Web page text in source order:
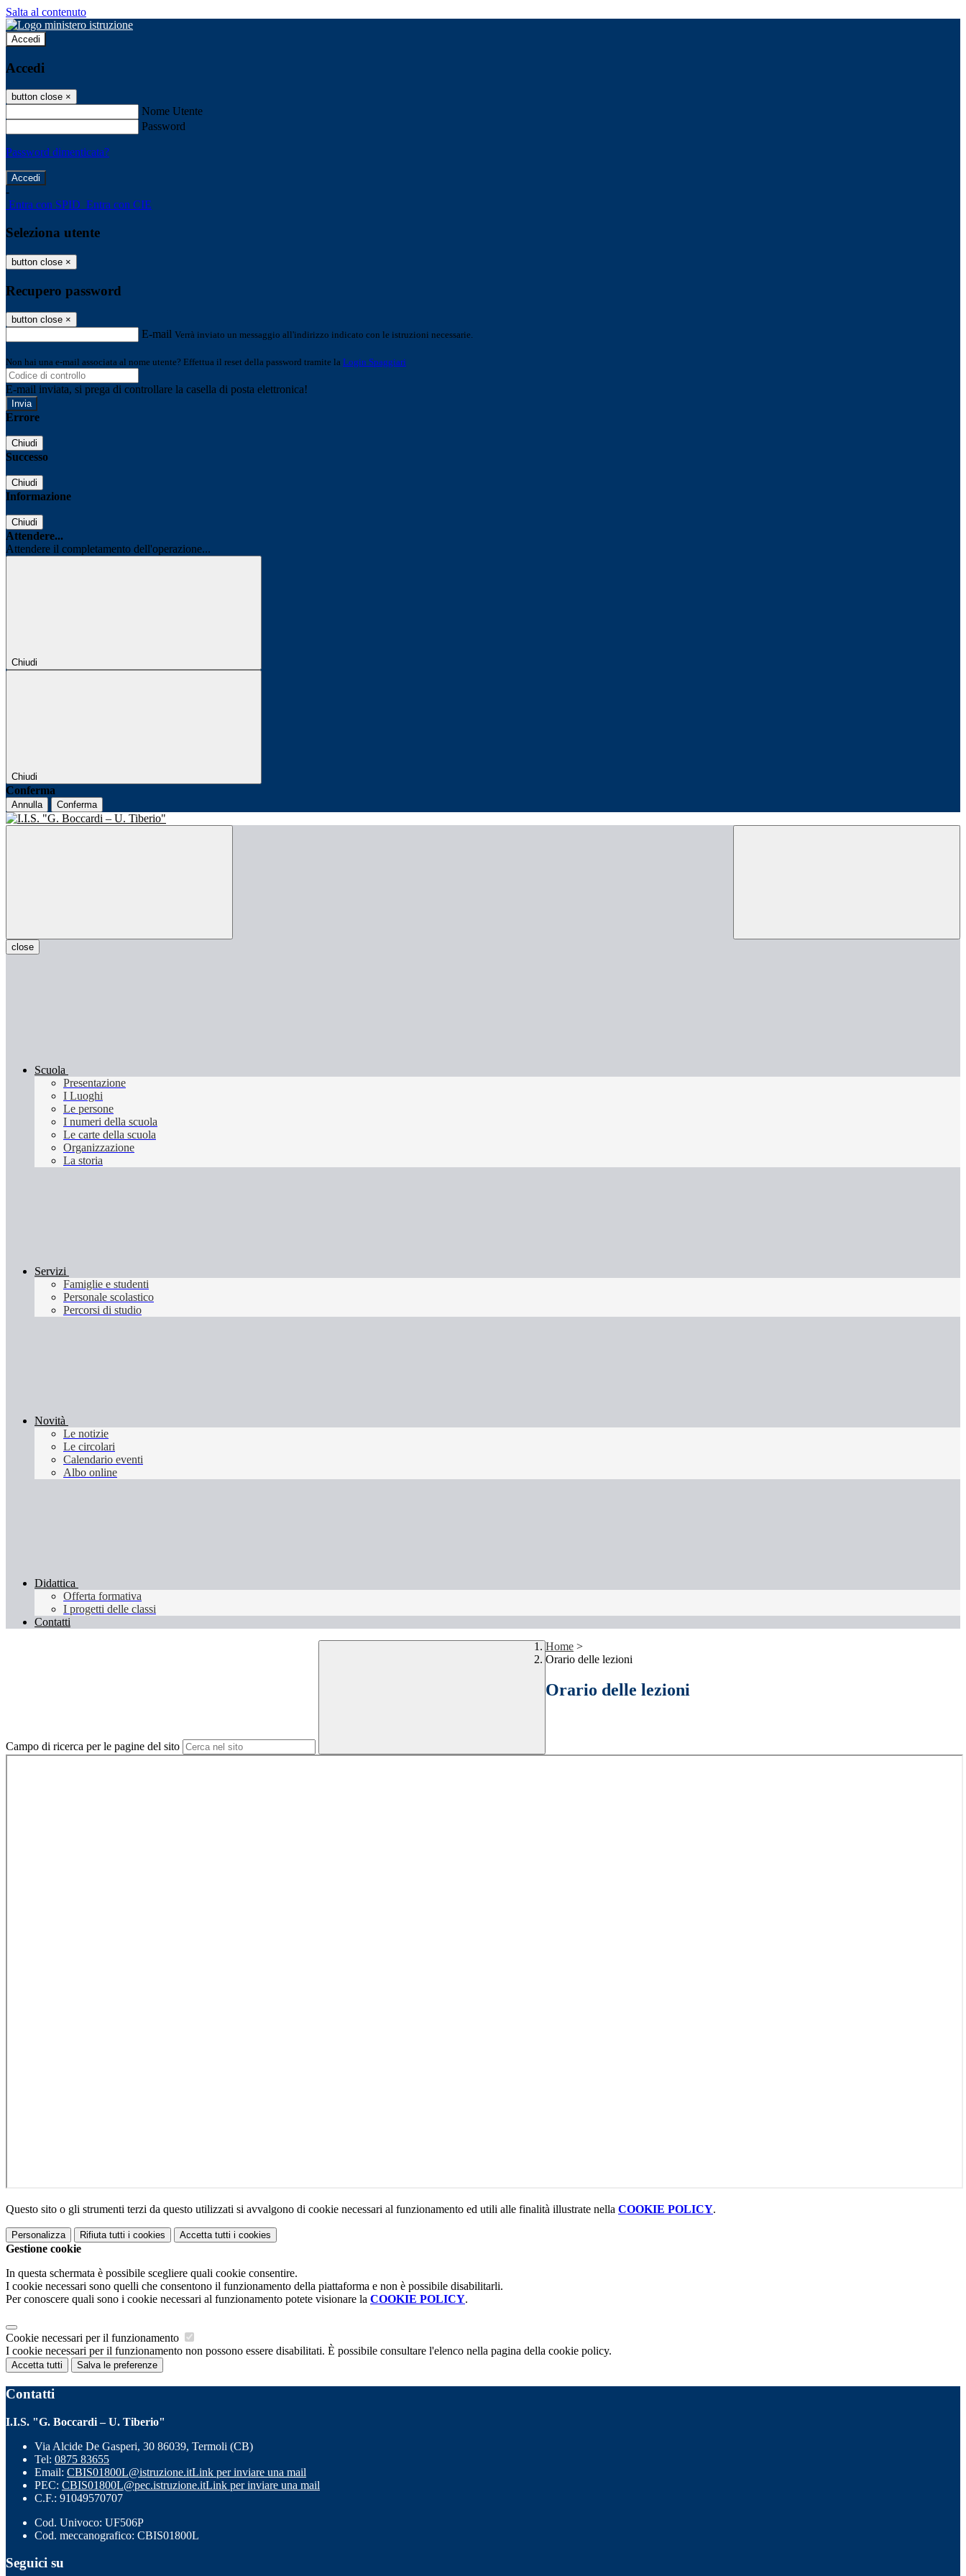
Salta al contenuto
Accedi
Accedi
button close ×
Nome Utente
Password
Password dimenticata?
-
Entra con SPID Entra con CIE
Seleziona utente
button close ×
Recupero password
button close ×
E-mail Verrà inviato un messaggio all'indirizzo indicato con le istruzioni necessarie.
Non hai una e-mail associata al nome utente? Effettua il reset della password tramite la Login Spaggiari
E-mail inviata, si prega di controllare la casella di posta elettronica!
Errore
Chiudi
Successo
Chiudi
Informazione
Chiudi
Attendere...
Attendere il completamento dell'operazione...
Chiudi
Chiudi
Conferma
Annulla Conferma
close
Scuola
Presentazione
I Luoghi
Le persone
I numeri della scuola
Le carte della scuola
Organizzazione
La storia
Servizi
Famiglie e studenti
Personale scolastico
Percorsi di studio
Novità
Le notizie
Le circolari
Calendario eventi
Albo online
Didattica
Offerta formativa
I progetti delle classi
Contatti
Campo di ricerca per le pagine del sito
Home >
Orario delle lezioni
Orario delle lezioni
Questo sito o gli strumenti terzi da questo utilizzati si avvalgono di cookie necessari al funzionamento ed utili alle finalità illustrate nella COOKIE POLICY.
Personalizza Rifiuta tutti i cookies Accetta tutti i cookies
Gestione cookie
In questa schermata è possibile scegliere quali cookie consentire.
I cookie necessari sono quelli che consentono il funzionamento della piattaforma e non è possibile disabilitarli.
Per conoscere quali sono i cookie necessari al funzionamento potete visionare la COOKIE POLICY.
Cookie necessari per il funzionamento
I cookie necessari per il funzionamento non possono essere disabilitati. È possibile consultare l'elenco nella pagina della cookie policy.
Accetta tutti Salva le preferenze
Contatti
I.I.S. "G. Boccardi – U. Tiberio"
Via Alcide De Gasperi, 30 86039, Termoli (CB)
Tel: 0875 83655
Email: CBIS01800L@istruzione.itLink per inviare una mail
PEC: CBIS01800L@pec.istruzione.itLink per inviare una mail
C.F.: 91049570707
Cod. Univoco: UF506P
Cod. meccanografico: CBIS01800L
Seguici su